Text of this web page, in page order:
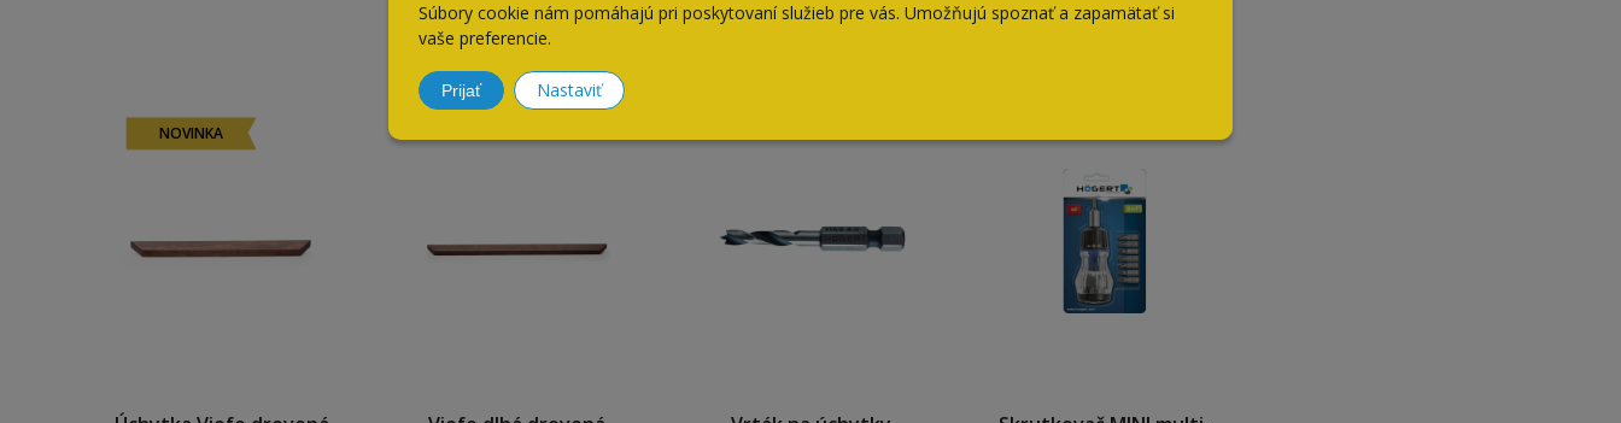
Súbory cookie nám pomáhajú pri poskytovaní služieb pre vás. Umožňujú spoznať a zapamätať si
vaše preferencie.
Prijať Nastaviť
Súvisiace produkty
NOVINKA